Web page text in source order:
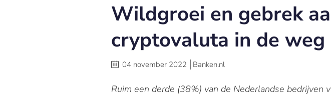
Wildgroei en gebrek
cryptovaluta in de weg
04 november 2022 Banken.nl
Ruim een derde (38%) van de Nederlandse